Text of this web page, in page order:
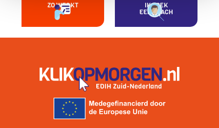
ZO WERKT
HET
IK ZOEK
EEN COACH